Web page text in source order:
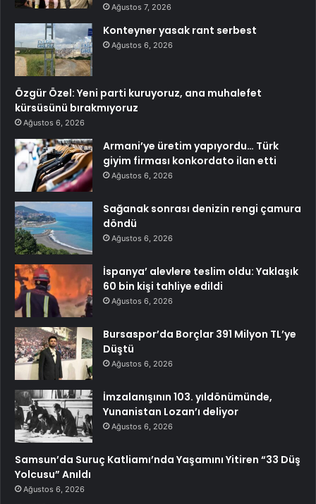
Ağustos 7, 2026
Konteyner yasak rant serbest
Ağustos 6, 2026
Özgür Özel: Yeni parti kuruyoruz, ana muhalefet
kürsüsünü bırakmıyoruz
Ağustos 6, 2026
Armani’ye üretim yapıyordu… Türk
giyim firması konkordato ilan etti
Ağustos 6, 2026
Sağanak sonrası denizin rengi çamura
döndü
Ağustos 6, 2026
İspanya’ alevlere teslim oldu: Yaklaşık
60 bin kişi tahliye edildi
Ağustos 6, 2026
Bursaspor’da Borçlar 391 Milyon TL’ye
Düştü
Ağustos 6, 2026
İmzalanışının 103. yıldönümünde,
Yunanistan Lozan’ı deliyor
Ağustos 6, 2026
Samsun’da Suruç Katliamı’nda Yaşamını Yitiren “33 Düş
Yolcusu” Anıldı
Ağustos 6, 2026